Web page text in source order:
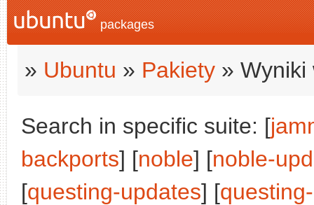
packages
» Ubuntu » Pakiety » Wyniki
Search in specific suite: [
backports] [noble] [noble-
[questing-updates] [